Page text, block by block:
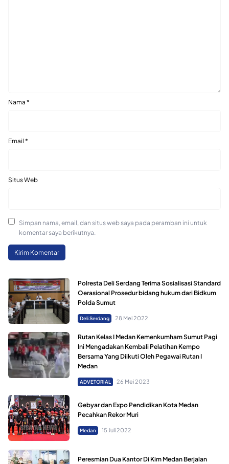
Nama *
Email *
Situs Web
Simpan nama, email, dan situs web saya pada peramban ini untuk
komentar saya berikutnya.
Polresta Deli Serdang Terima Sosialisasi Standard
Oerasional Prosedur bidang hukum dari Bidkum
Polda Sumut
Deli Serdang 28 Mei 2022
Rutan Kelas I Medan Kemenkumham Sumut Pagi
Ini Mengadakan Kembali Pelatihan Kempo
Bersama Yang Diikuti Oleh Pegawai Rutan I
Medan
ADVETORIAL 26 Mei 2023
Gebyar dan Expo Pendidikan Kota Medan
Pecahkan Rekor Muri
Medan 15 Juli 2022
Peresmian Dua Kantor Di Kim Medan Berjalan